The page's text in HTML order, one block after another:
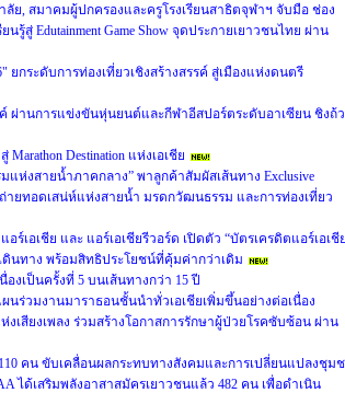
, สมาคมผู้ปกครองและครูโรงเรียนสาธิตจุฬาฯ จับมือ ช่อง
สู่ Edutainment Game Show จุดประกายเยาวชนไทย ผ่าน
ยกระดับการท่องเที่ยวเชิงสร้างสรรค์ สู่เมืองแห่งดนตรี
ผ่านการแข่งขันหุ่นยนต์และกีฬาอีสปอร์ตระดับอาเซียน ชิงถ้
Destination แห่งเอเชีย
แห่งสายน้ำภาคกลาง” พาลูกค้าสัมผัสเส้นทาง Exclusive
ายทอดเสน่ห์แห่งสายน้ำ มรดกวัฒนธรรม และการท่องเที่ยว
เอเชีย และ แอร์เอเชียรีวอร์ด เปิดตัว “บัตรเครดิตแอร์เอเชีย
ดินทาง พร้อมสิทธิประโยชน์ที่คุ้มค่ากว่าเดิม
นื่องเป็นครั้งที่ 5 บนเส้นทางกว่า 15 ปี
นร่วมงานมาราธอนชั้นนำทั่วเอเชียเพิ่มขึ้นอย่างต่อเนื่อง
ห่งเสียงเพลง ร่วมสร้างโอกาสการรักษาผู้ป่วยโรคซับซ้อน ผ่าน
คน ขับเคลื่อนผลกระทบทางสังคมและการเปลี่ยนแปลงชุม
ได้เสริมพลังอาสาสมัครเยาวชนแล้ว 482 คน เพื่อดำเนิน